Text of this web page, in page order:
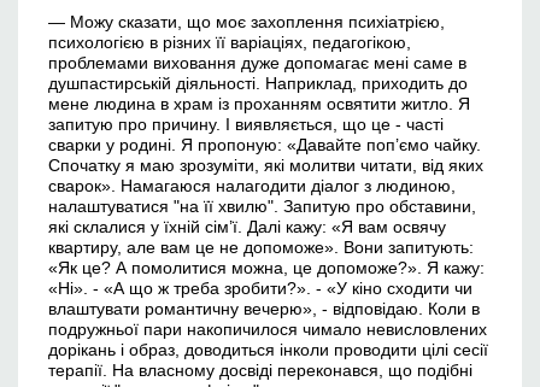
— Можу сказати, що моє захоплення психіатрією,
психологією в різних її варіаціях, педагогікою,
проблемами виховання дуже допомагає мені саме в
душпастирській діяльності. Наприклад, приходить до
мене людина в храм із проханням освятити житло. Я
запитую про причину. І виявляється, що це - часті
сварки у родині. Я пропоную: «Давайте поп’ємо чайку.
Спочатку я маю зрозуміти, які молитви читати, від яких
сварок». Намагаюся налагодити діалог з людиною,
налаштуватися "на її хвилю". Запитую про обставини,
які склалися у їхній сім’ї. Далі кажу: «Я вам освячу
квартиру, але вам це не допоможе». Вони запитують:
«Як це? А помолитися можна, це допоможе?». Я кажу:
«Ні». - «А що ж треба зробити?». - «У кіно сходити чи
влаштувати романтичну вечерю», - відповідаю. Коли в
подружньої пари накопичилося чимало невисловлених
дорікань і образ, доводиться інколи проводити цілі сесії
терапії. На власному досвіді переконався, що подібні